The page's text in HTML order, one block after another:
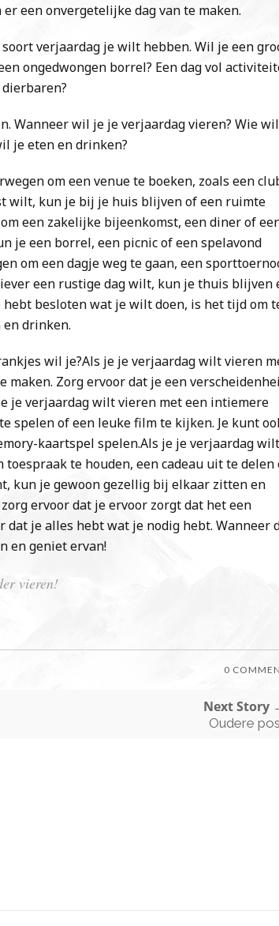
een onvergetelijke dag van te maken.
verjaardag je wilt hebben. Wil je een
ongedwongen borrel? Een dag vol
Wanneer wil je je verjaardag vieren? Wie
je eten en drinken?
om een ​​venue te boeken, zoals een
wilt, kun je bij je huis blijven of een ruimte
een ​​zakelijke bijeenkomst, een diner of
je een borrel, een picnic of een spelavond
om een ​​dagje weg te gaan, een
een rustige dag wilt, kun je thuis blijven
besloten wat je wilt doen, is het tijd om
drinken.
wil je?Als je je verjaardag wilt vieren
Zorg ervoor dat je een
je verjaardag wilt vieren met een intiemere
spelen of een leuke film te kijken. Je kunt
kaartspel spelen.Als je je verjaardag wilt
te houden, een cadeau uit te delen
kun je gewoon gezellig bij elkaar zitten en
ervoor dat je ervoor zorgt dat het een
je alles hebt wat je nodig hebt. Wanneer
en geniet ervan!
vieren!
0
Next Story
Oudere